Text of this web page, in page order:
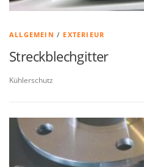
ALLGEMEIN / EXTERIEUR
Streckblechgitter
Kühlerschutz